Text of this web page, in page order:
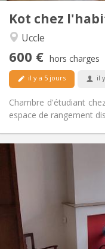
Kot chez
Uccle
600 € hors charges
il y a 5 jours il
Chambre d'étudiant
espace de rangement